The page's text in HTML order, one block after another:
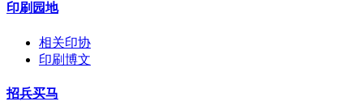
印刷园地
相关印协
印刷博文
招兵买马